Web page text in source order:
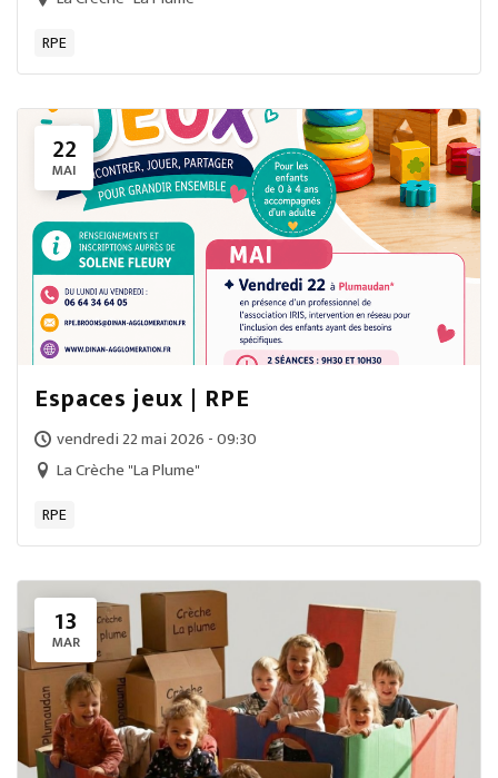
RPE
22
MAI
Espaces jeux | RPE
vendredi 22 mai 2026 - 09:30
La Crèche "La Plume"
RPE
13
MAR